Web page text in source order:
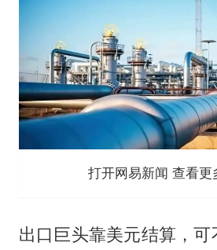
打开网易新闻 查看更
出口巨头靠美元结算，